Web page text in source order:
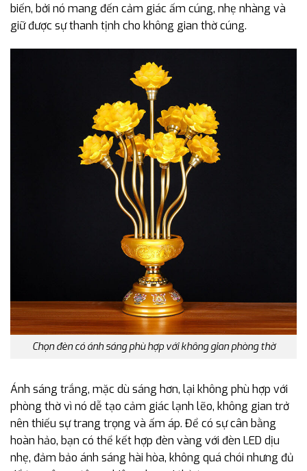
biến, bởi nó mang đến cảm giác ấm cúng, nhẹ nhàng và
giữ được sự thanh tịnh cho không gian thờ cúng.
Chọn đèn có ánh sáng phù hợp với không gian phòng thờ
Ánh sáng trắng, mặc dù sáng hơn, lại không phù hợp với
phòng thờ vì nó dễ tạo cảm giác lạnh lẽo, không gian trở
nên thiếu sự trang trọng và ấm áp. Để có sự cân bằng
hoàn hảo, bạn có thể kết hợp đèn vàng với đèn LED dịu
nhẹ, đảm bảo ánh sáng hài hòa, không quá chói nhưng đủ